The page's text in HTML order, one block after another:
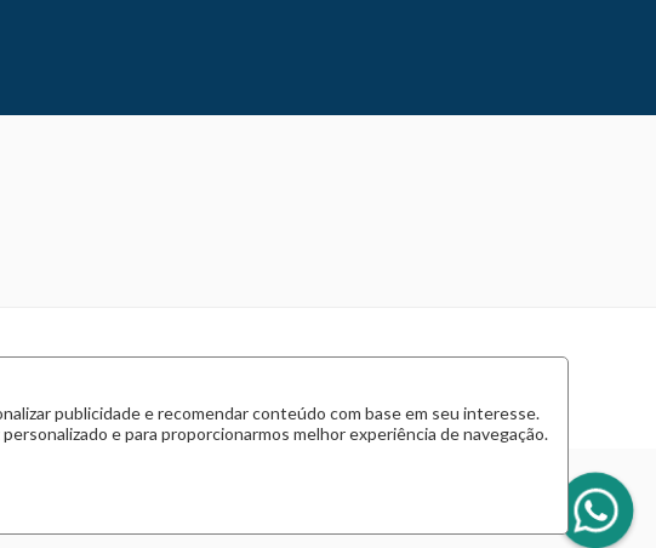
publicidade e recomendar conteúdo com base em seu interesse.
e para proporcionarmos melhor experiência de navegação.